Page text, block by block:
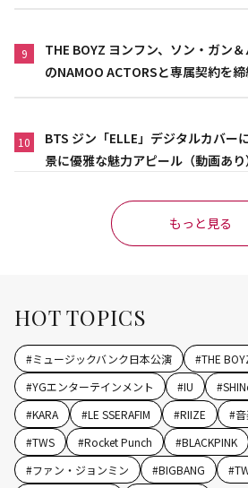
9
THE BOYZ ヨンフン、ソン・ガン
のNAMOO ACTORSと専属契約を
10
BTS ジン「ELLE」デジタルカバー
景に優雅な魅力アピール（動画あり
もっと見る
HOT TOPICS
#ミュージックバンク日本公演 #THE
#YGエンターテインメント #IU #
#KARA #LE SSERAFIM #RIIZE #
#TWS #Rocket Punch #BLACKPINK
#ファン・ジョンミン #BIGBANG #